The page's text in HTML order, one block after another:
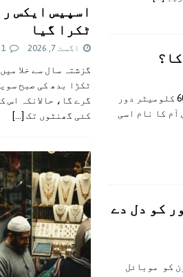
رٹول باغپت کا ایک گاؤں ہے، جو دہلی سے تقریباً 60 کلومیٹر دور
آم کا نام اسی
کو دل دے
کو موبائل
اسپیس ایکس
ٹکرا گیا
اگست 7, 2026 1
ٹکڑا بدھ کی صبح
گرے گا، حالانکہ اس
کئی گھنٹوں تک [...]